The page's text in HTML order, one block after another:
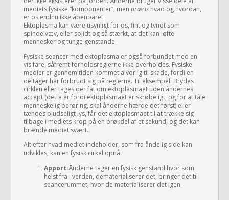
mediets fysiske “komponenter”, men præcis hvad og hvordan,
er os endnu ikke åbenbaret.
Ektoplasma kan være usynligt for os, fint og tyndt som
spindelvæv, eller solidt og så stærkt, at det kan løfte
mennesker og tunge genstande.
Fysiske seancer med ektoplasma er også forbundet med en
vis fare, såfremt forholdsreglerne ikke overholdes. Fysiske
medier er gennem tiden kommet alvorlig til skade, fordi en
deltager har forbrudt sig på reglerne. Til eksempel: Brydes
cirklen eller tages der fat om ektoplasmaet uden åndernes
accept (dette er fordi ektoplasmaet er skrøbeligt, og for at tåle
menneskelig berøring, skal ånderne hærde det først) eller
tændes pludseligt lys, får det ektoplasmaet til at trække sig
tilbage i mediets krop på en brøkdel af et sekund, og det kan
brænde mediet svært.
Alt efter hvad mediet indeholder, som fra åndelig side kan
udvikles, kan en fysisk cirkel opnå:
Apport:Ånderne tager en fysisk genstand hvor som
helst fra i verden, dematerialiserer det, bringer det til
seancerummet, hvor de materialiserer det igen.